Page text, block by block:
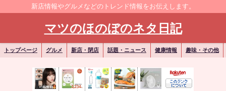
新店情報やグルメなどのトレンド情報をお伝えします。
マツのほのぼのネタ日記
トップページ グルメ 新店・閉店 話題・ニュース 健康情報 趣味・その他